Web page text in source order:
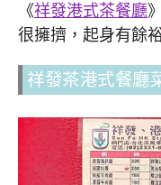
《祥發港式茶餐廳
很擁擠，起身有餘
祥發茶港式餐廳